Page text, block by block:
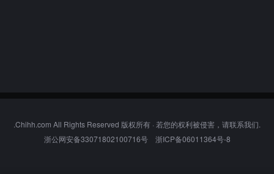
.Chihh.com All Rights Reserved 版权所有 · 若您的权利被侵害，请联系我们.
浙公网安备33071802100716号
浙ICP备06011364号-8